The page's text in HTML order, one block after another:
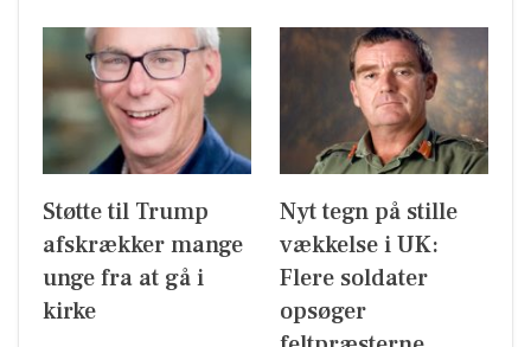
Støtte til Trump
afskrækker mange
unge fra at gå i
kirke
Nyt tegn på stille
vækkelse i UK:
Flere soldater
opsøger